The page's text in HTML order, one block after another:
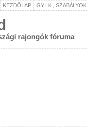
KEZDŐLAP GY.I.K., SZABÁLYOK
rajongók fóruma